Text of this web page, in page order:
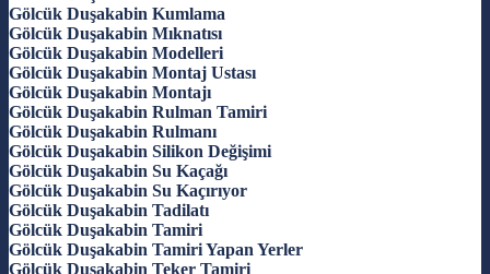
Gölcük Duşakabin Kumlama
Gölcük Duşakabin Mıknatısı
Gölcük Duşakabin Modelleri
Gölcük Duşakabin Montaj Ustası
Gölcük Duşakabin Montajı
Gölcük Duşakabin Rulman Tamiri
Gölcük Duşakabin Rulmanı
Gölcük Duşakabin Silikon Değişimi
Gölcük Duşakabin Su Kaçağı
Gölcük Duşakabin Su Kaçırıyor
Gölcük Duşakabin Tadilatı
Gölcük Duşakabin Tamiri
Gölcük Duşakabin Tamiri Yapan Yerler
Gölcük Duşakabin Teker Tamiri